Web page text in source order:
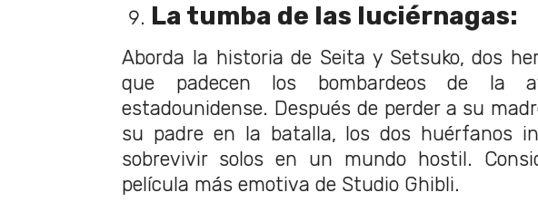
La tumba de las luciérnagas:
Aborda la historia de Seita y Setsuko, dos
que padecen los bombardeos de la
estadounidense. Después de perder a su
su padre en la batalla, los dos huérfanos
sobrevivir solos en un mundo hostil.
película más emotiva de Studio Ghibli.